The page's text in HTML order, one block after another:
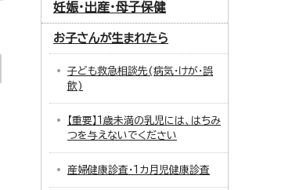
妊娠・出産・母子保健
お子さんが生まれたら
子ども救急相談先(病気・けが・誤
飲)
【重要】1歳未満の乳児には、はちみ
つを与えないでください
産婦健康診査・1カ月児健康診査